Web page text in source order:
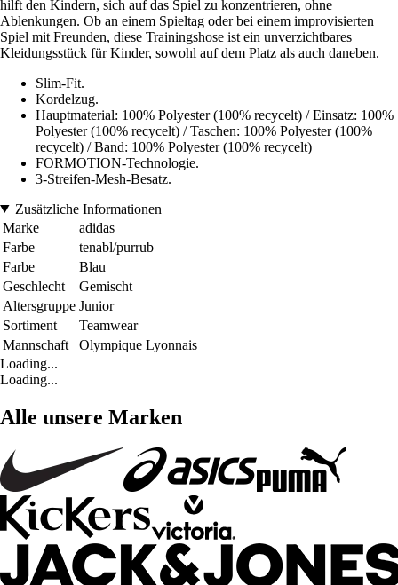
hilft den Kindern, sich auf das Spiel zu konzentrieren, ohne
Ablenkungen. Ob an einem Spieltag oder bei einem improvisierten
Spiel mit Freunden, diese Trainingshose ist ein unverzichtbares
Kleidungsstück für Kinder, sowohl auf dem Platz als auch daneben.
Slim-Fit.
Kordelzug.
Hauptmaterial: 100% Polyester (100% recycelt) / Einsatz: 100%
Polyester (100% recycelt) / Taschen: 100% Polyester (100%
recycelt) / Band: 100% Polyester (100% recycelt)
FORMOTION-Technologie.
3-Streifen-Mesh-Besatz.
Zusätzliche Informationen
Marke
adidas
Farbe
tenabl/purrub
Farbe
Blau
Geschlecht
Gemischt
Altersgruppe Junior
Sortiment
Teamwear
Mannschaft
Olympique Lyonnais
Loading...
Loading...
Alle unsere Marken